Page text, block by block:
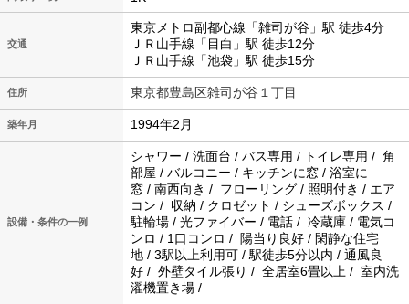
交通
東京メトロ副都心線「雑司が谷」駅 徒歩4分
ＪＲ山手線「目白」駅 徒歩12分
ＪＲ山手線「池袋」駅 徒歩15分
住所 東京都豊島区雑司が谷１丁目
築年月 1994年2月
設備・条件の一例
シャワー / 洗面台 / バス専用 / トイレ専用 / 角
部屋 / バルコニー / キッチンに窓 / 浴室に
窓 / 南西向き / フローリング / 照明付き / エア
コン / 収納 / クロゼット / シューズボックス /
駐輪場 / 光ファイバー / 電話 / 冷蔵庫 / 電気コ
ンロ / 1口コンロ / 陽当り良好 / 閑静な住宅
地 / 3駅以上利用可 / 駅徒歩5分以内 / 通風良
好 / 外壁タイル張り / 全居室6畳以上 / 室内洗
濯機置き場 /